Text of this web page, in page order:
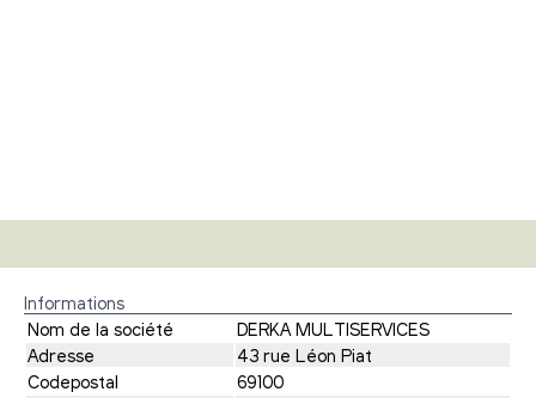
Informations
Nom de la société
DERKA MULTISERVICES
Adresse
43 rue Léon Piat
Codepostal
69100